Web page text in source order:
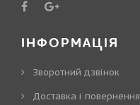
ІНФОРМАЦІЯ
Зворотний дзвінок
Доставка і повернення